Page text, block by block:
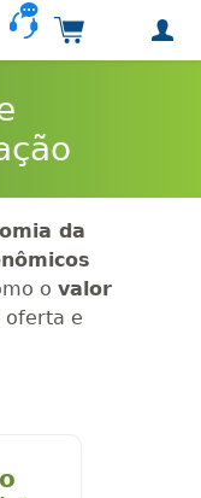
Carrinho de
da
o valor
oferta e